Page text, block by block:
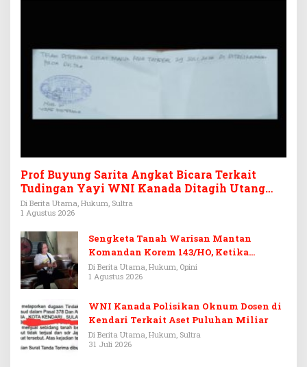
Prof Buyung Sarita Angkat Bicara Terkait
Tudingan Yayi WNI Kanada Ditagih Utang
Rp3,6 Miliar
Di Berita Utama, Hukum, Sultra
1 Agustus 2026
Sengketa Tanah Warisan Mantan
Komandan Korem 143/HO, Ketika
Warisan Menjadi Arena Pemerasan
Di Berita Utama, Hukum, Opini
1 Agustus 2026
WNI Kanada Polisikan Oknum Dosen di
Kendari Terkait Aset Puluhan Miliar
Di Berita Utama, Hukum, Sultra
31 Juli 2026